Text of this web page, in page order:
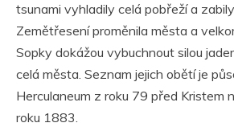
tsunami vyhladily celá pobřeží a
Zemětřesení proměnila města a
Sopky dokážou vybuchnout silou
celá města. Seznam jejich obětí je
Herculaneum z roku 79 před Kristem
roku 1883.